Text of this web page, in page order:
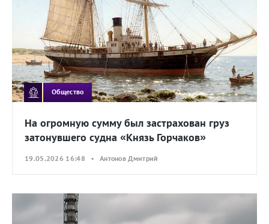
Общество
На огромную сумму был застрахован груз
затонувшего судна «Князь Горчаков»
19.05.2026 16:48 • Антонов Дмитрий